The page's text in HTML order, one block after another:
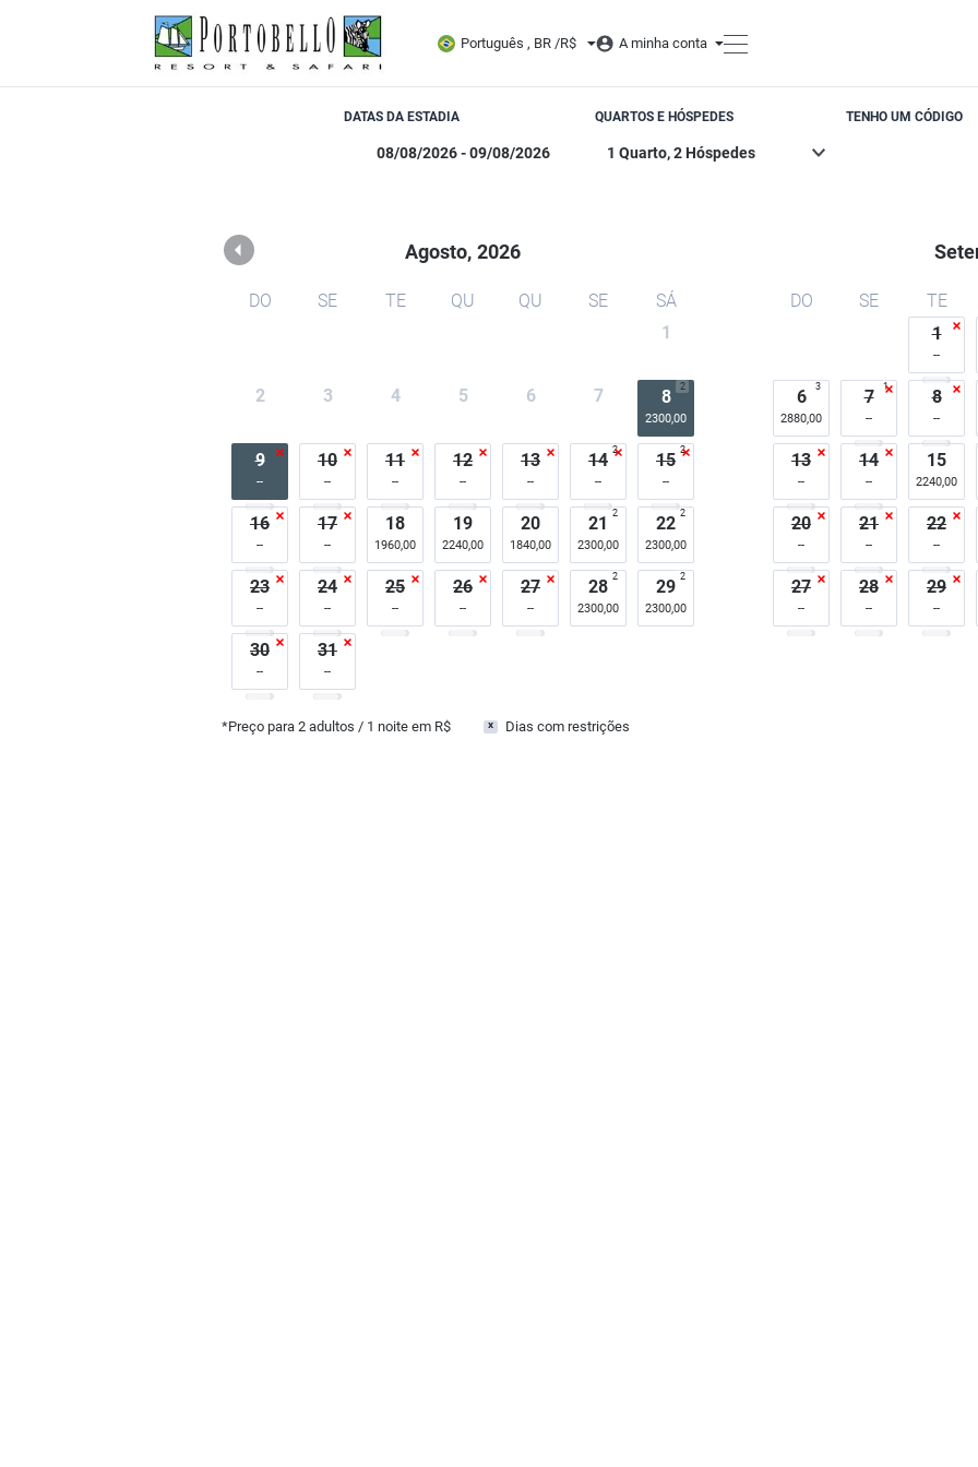
Portobello Resort e SafariPortuguês , BR /R$ A minha conta
DATAS DA ESTADIA QUARTOS E HÓSPEDES TENHO UM CÓDIGO
Agosto, 2026
DO SE TE QU QU SE
SÁ
1
2 3 4 5 6 7 8
2300,00
2
9 10 11 12 13 14 2 15 2
16 17 18
1960,00
19
2240,00
20
1840,00
21
2300,00
2 22
2300,00
2
23 24 25 26 27 28
2300,00
2 29
2300,00
2
30 31
DO SE TE
1
6
2880,00
3 7 1 8
13 14 15
2240,00
20 21 22
27 28 29
*Preço para2 adultos / 1 noite em R$ x Dias com restrições